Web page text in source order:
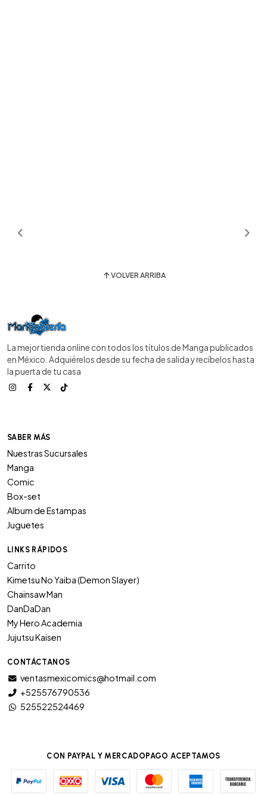
VOLVER ARRIBA
La mejor tienda online con todos los títulos de Manga publicados
en México. Adquiérelos desde su fecha de salida y recíbelos hasta
la puerta de tu casa
SABER MÁS
Nuestras Sucursales
Manga
Comic
Box-set
Album de Estampas
Juguetes
LINKS RÁPIDOS
Carrito
Kimetsu No Yaiba (Demon Slayer)
Chainsaw Man
DanDaDan
My Hero Academia
Jujutsu Kaisen
CONTÁCTANOS
ventasmexicomics@hotmail.com
+525576790536
525522524469
CON PAYPAL Y MERCADOPAGO ACEPTAMOS